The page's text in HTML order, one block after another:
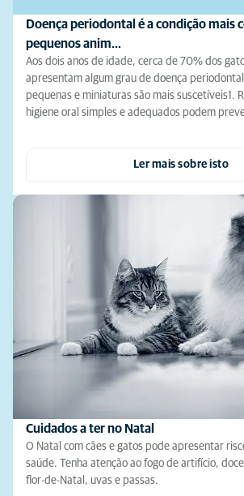
Doença periodontal é a condição mais
pequenos anim…
Aos dois anos de idade, cerca de 70% dos
apresentam algum grau de doença
pequenas e miniaturas são mais suscetíveis1.
higiene oral simples e adequados podem
Ler mais sobre isto
Cuidados a ter no Natal
O Natal com cães e gatos pode apresentar
saúde. Tenha atenção ao fogo de artifício,
flor-de-Natal, uvas e passas.